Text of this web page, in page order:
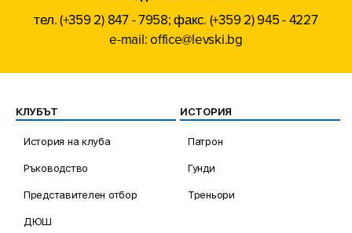
тел. (+359 2) 847 - 7958; факс. (+359 2) 945 - 4227
e-mail: office@levski.bg
КЛУБЪТ
История на клуба
Ръководство
Представителен отбор
ДЮШ
ИСТОРИЯ
Патрон
Гунди
Треньори